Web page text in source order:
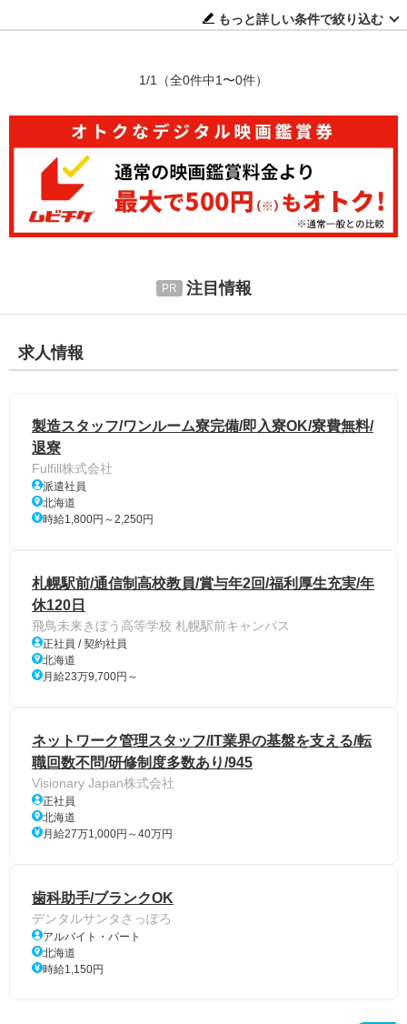
もっと詳しい条件で絞り込む
1/1 （全0件中1〜0件）
注目情報
求人情報
製造スタッフ/ワンルーム寮完備/即入寮OK/寮費無料/
退寮
Fulfill株式会社
派遣社員
北海道
時給1,800円～2,250円
札幌駅前/通信制高校教員/賞与年2回/福利厚生充実/年
休120日
飛鳥未来きぼう高等学校 札幌駅前キャンパス
正社員 / 契約社員
北海道
月給23万9,700円～
ネットワーク管理スタッフ/IT業界の基盤を支える/転
職回数不問/研修制度多数あり/945
Visionary Japan株式会社
正社員
北海道
月給27万1,000円～40万円
歯科助手/ブランクOK
デンタルサンタさっぽろ
アルバイト・パート
北海道
時給1,150円